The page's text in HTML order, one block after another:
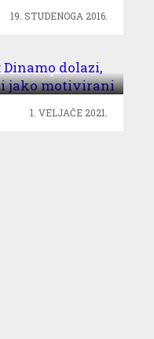
19. STUDENOGA 2016.
će biti jako
1. VELJAČE 2021.